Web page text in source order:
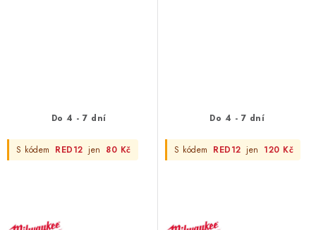
Do 4 - 7 dní
S kódem RED12 jen 80 Kč
Do 4 - 7 dní
S kódem RED12 jen 120 Kč